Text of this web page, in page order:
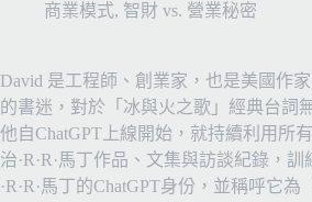
商業模式, 智財 vs. 營業秘密
David 是工程師、創業家，也是美國作家
的書迷，對於「冰與火之歌」經典台詞
他自ChatGPT上線開始，就持續利用所
治·R·R·馬丁作品、文集與訪談紀錄，
·R·R·馬丁的ChatGPT身份，並稱呼它為